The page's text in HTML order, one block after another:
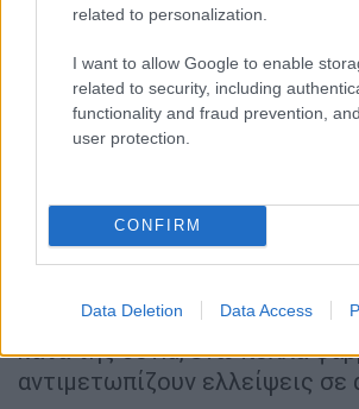
related to personalization.
I want to allow Google to enable
related to security, including
functionality and fraud prevention,
user protection.
CONFIRM
Data Deletion Data Access
Τα ακραία αυτά μέτρα, που
μεγάλο βαθμό την Κίνα από
κόσμο, επέφεραν ισχυρό
οικονομία της χώρας, ενώ τον
ξέσπασαν διαδηλώσεις κατά
Μετά την άρση των μέτρων τα
νοσοκομεία γέμισαν από
λίγοι από τους οποίους έχουν
κατά της covid, ενώ πολλά
αντιμετωπίζουν ελλείψεις σε